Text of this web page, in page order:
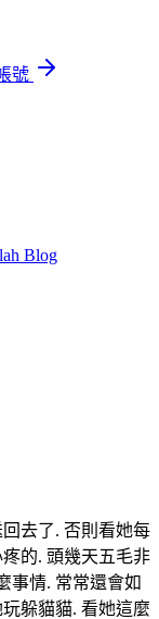
號
Blog
去了. 否則看她每
的. 頭幾天五毛非
事情. 常常還會如
躲貓貓. 看她這麼